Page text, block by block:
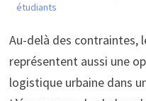
étudiants
Au-delà des contraintes,
représentent aussi une
logistique urbaine dans